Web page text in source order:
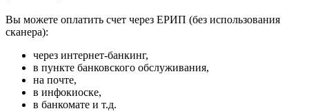
Вы можете оплатить счет через ЕРИП (без использования
сканера):
через интернет-банкинг,
в пункте банковского обслуживания,
на почте,
в инфокиоске,
в банкомате и т.д.